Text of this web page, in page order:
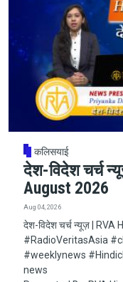
कलिसयाई
देश-विदेश चर्च
August 2026
Aug 04, 2026
देश-विदेश चर्च न्यूज़ |
#RadioVeritasAsia​​​​​
#weeklynews​
news